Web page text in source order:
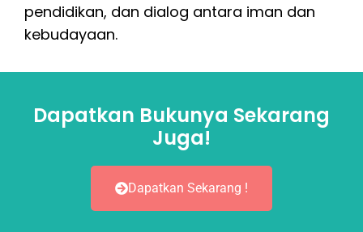
pendidikan, dan dialog antara iman dan
kebudayaan.
Dapatkan Bukunya Sekarang
Juga!
Dapatkan Sekarang !